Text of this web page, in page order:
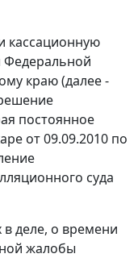
кассационную
краю (далее -
постоянное
от 09.09.2010 по
суда
деле, о времени
жалобы